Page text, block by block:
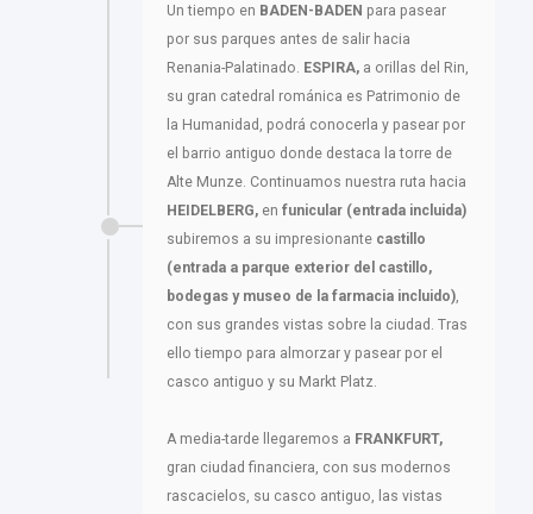
Un tiempo en BADEN-BADEN para pasear
por sus parques antes de salir hacia
Renania-Palatinado. ESPIRA, a orillas del Rin,
su gran catedral románica es Patrimonio de
la Humanidad, podrá conocerla y pasear por
el barrio antiguo donde destaca la torre de
Alte Munze. Continuamos nuestra ruta hacia
HEIDELBERG, en funicular (entrada incluida)
subiremos a su impresionante castillo
(entrada a parque exterior del castillo,
bodegas y museo de la farmacia incluido)
con sus grandes vistas sobre la ciudad. Tras
ello tiempo para almorzar y pasear por el
casco antiguo y su Markt Platz.
A media-tarde llegaremos a FRANKFURT,
gran ciudad financiera, con sus modernos
rascacielos, su casco antiguo, las vistas